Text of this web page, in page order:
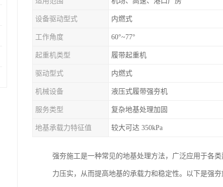
设备驱动型式 内燃式
工作角度 60°~77°
起重机类型 履带起重机
驱动型式 内燃式
机械设备 液压式履带强夯机
服务类型 复杂地基处理加固
地基承载力特征值 较大可达 350kPa
强夯施工是一种常见的地基处理方法，广泛应用于各
力压实，从而提高地基的承载力和稳定性。以下是强夯